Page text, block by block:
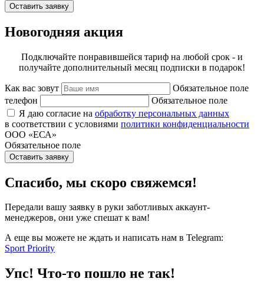
Оставить заявку
Новогодняя акция
Подключайте понравившейся тариф на любой срок - и
получайте дополнительный месяц подписки в подарок!
Как вас зовут
Обязательное поле
телефон
Обязательное поле
Я даю согласие на обработку персональных данных
в соответствии с условиями политики конфиденциальности
ООО «ЕСА»
Обязательное поле
Оставить заявку
Спасибо, мы скоро свяжемся!
Передали вашу заявку в руки заботливых аккаунт-
менеджеров, они уже спешат к вам!
А еще вы можете не ждать и написать нам в Telegram:
Sport Priority
Упс! Что-то пошло не так!